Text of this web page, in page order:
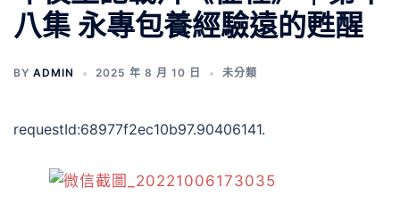
八集 永專包養經驗遠的甦醒
BY ADMIN 2025 年 8 月 10 日 未分類
requestId:68977f2ec10b97.90406141.